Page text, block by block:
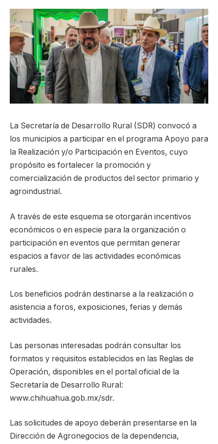
La Secretaría de Desarrollo Rural (SDR) convocó a
los municipios a participar en el programa Apoyo para
la Realización y/o Participación en Eventos, cuyo
propósito es fortalecer la promoción y
comercialización de productos del sector primario y
agroindustrial.
A través de este esquema se otorgarán incentivos
económicos o en especie para la organización o
participación en eventos que permitan generar
espacios a favor de las actividades económicas
rurales.
Los beneficios podrán destinarse a la realización o
asistencia a foros, exposiciones, ferias y demás
actividades.
Las personas interesadas podrán consultar los
formatos y requisitos establecidos en las Reglas de
Operación, disponibles en el portal oficial de la
Secretaría de Desarrollo Rural:
www.chihuahua.gob.mx/sdr.
Las solicitudes de apoyo deberán presentarse en la
Dirección de Agronegocios de la dependencia,